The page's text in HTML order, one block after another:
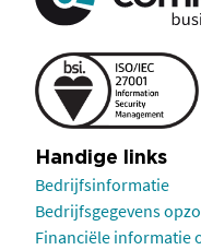
Handige links
Bedrijfsinformatie
Bedrijfsgegevens
Financiële informatie